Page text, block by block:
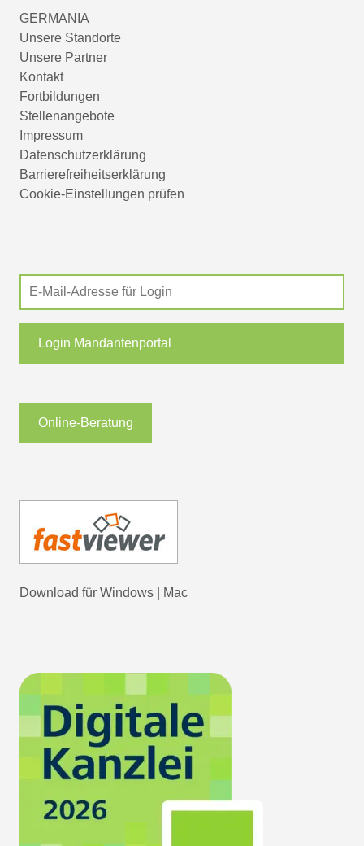
GERMANIA
Unsere Standorte
Unsere Partner
Kontakt
Fortbildungen
Stellenangebote
Impressum
Datenschutzerklärung
Barrierefreiheitserklärung
Cookie-Einstellungen prüfen
Login Mandantenportal
Online-Beratung
Download für Windows Mac